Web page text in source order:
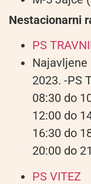
Nestacionarni
PS
Najavljene
2023. -PS
08:30 do
12:00 do
16:30 do
20:00 do
PS VITEZ